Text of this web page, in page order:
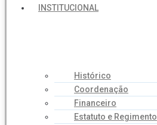
INSTITUCIONAL
Histórico
Coordenação
Financeiro
Estatuto e Regimento